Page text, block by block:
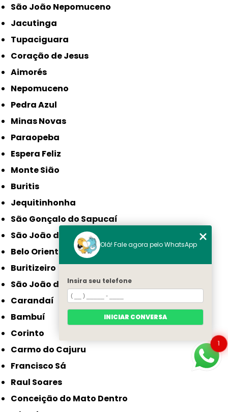
São João Nepomuceno
Jacutinga
Tupaciguara
Coração de Jesus
Aimorés
Nepomuceno
Pedra Azul
Minas Novas
Paraopeba
Espera Feliz
Monte Sião
Buritis
Jequitinhonha
São Gonçalo do Sapucaí
São João da Ponte
Belo Oriente
Buritizeiro
São João do Paraíso
Carandaí
Bambuí
Corinto
Carmo do Cajuru
Francisco Sá
Raul Soares
Conceição do Mato Dentro
1
Olá! Fale agora pelo WhatsApp
Insira seu telefone
INICIAR CONVERSA